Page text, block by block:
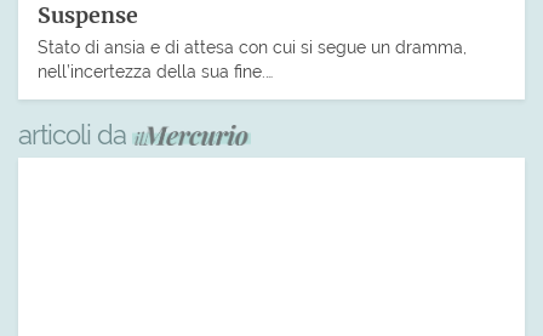
Suspense
Stato di ansia e di attesa con cui si segue un dramma,
nell’incertezza della sua fine.…
articoli da